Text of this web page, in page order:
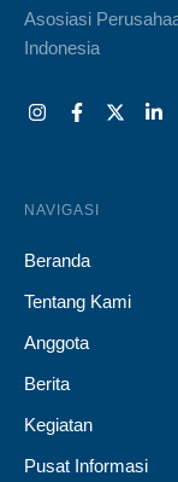
Asosiasi
Indonesia
NAVIGASI
Beranda
Tentang Kami
Anggota
Berita
Kegiatan
Pusat Informasi